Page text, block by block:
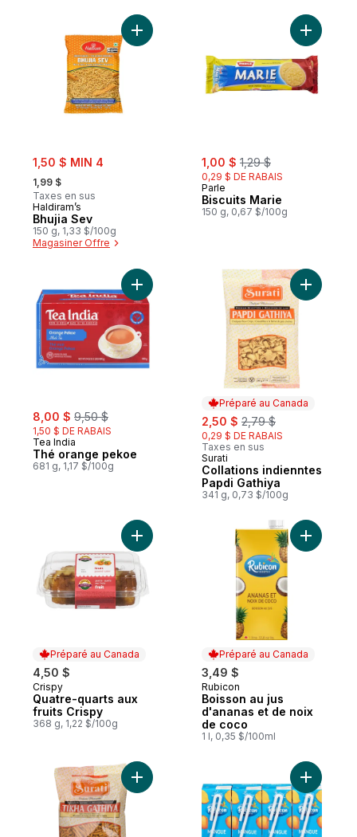
sale:
1,50 $ MIN 4
, formerly:
1,99 $
Taxes en sus
Haldiram’s
Bhujia Sev
150 g, 1,33 $/100g
Magasiner Offre
Ajouter Bhujia Sev au panier
sale:
1,00 $ , formerly:
1,29 $
0,29 $ DE RABAIS
Parle
Biscuits Marie
150 g, 0,67 $/100g
Ajouter
sale:
8,00 $ , formerly:
9,50 $
1,50 $ DE RABAIS
Tea India
Thé orange pekoe
681 g, 1,17 $/100g
Ajouter Thé orange pekoe au panier
Préparé au Canada
sale:
2,50 $ , formerly:
2,79 $
0,29 $ DE RABAIS
Taxes en sus
Préparé au Canada
Surati
Collations indienntes
Papdi Gathiya
341 g, 0,73 $/100g
Ajouter
Préparé au Canada
4,50 $
Préparé au Canada
Crispy
Quatre-quarts aux
fruits Crispy
368 g, 1,22 $/100g
Ajouter Quatre-quarts aux fruits Crispy au
Préparé au Canada
3,49 $
Préparé au Canada
Rubicon
Boisson au jus
d'ananas et de noix
de coco
1 l, 0,35 $/100ml
Ajouter
Ajouter Collations indiennes ThikhaAjouter